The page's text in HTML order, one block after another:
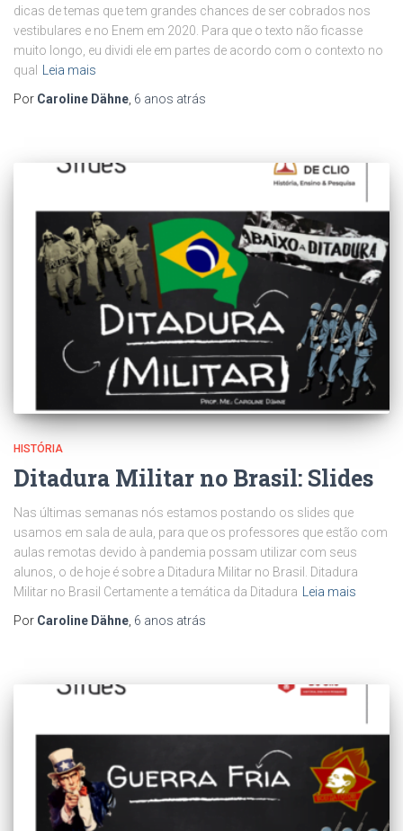
dicas de temas que tem grandes chances de ser cobrados nos
vestibulares e no Enem em 2020. Para que o texto não ficasse
muito longo, eu dividi ele em partes de acordo com o contexto no
qual
Leia mais
Por Caroline Dähne, 6 anos atrás
HISTÓRIA
Ditadura Militar no Brasil: Slides
Nas últimas semanas nós estamos postando os slides que
usamos em sala de aula, para que os professores que estão com
aulas remotas devido à pandemia possam utilizar com seus
alunos, o de hoje é sobre a Ditadura Militar no Brasil. Ditadura
Militar no Brasil Certamente a temática da Ditadura
Leia mais
Por Caroline Dähne 6 anos atrás